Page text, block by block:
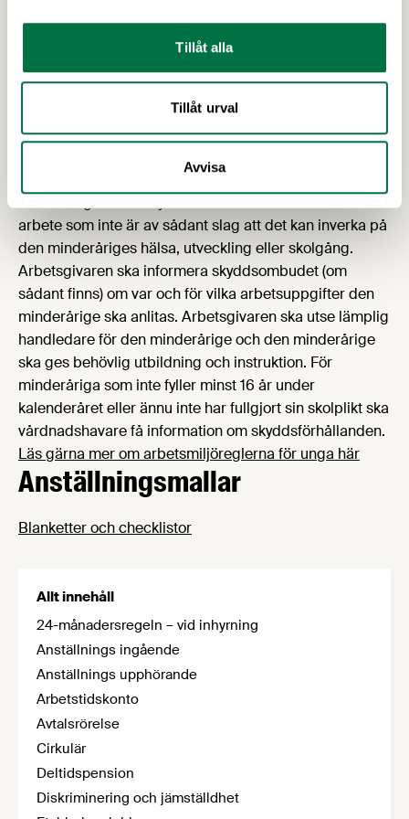
Tillåt alla
Tillåt urval
Avvisa
Med minderårig avses den som inte fyllt 18 år. För
reglerar både arbetsuppgifter och arbetstid. En
minderårig får inte som arbetstagare eller på annat sätt
anlitas till eller utföra arbete före det kalenderår under
den minderårige har fullgjort sin skolplikt. Dock får en
arbete som inte är av sådant slag att det kan inverka på
den minderåriges hälsa, utveckling eller skolgång.
Arbetsgivaren ska informera skyddsombudet (om
sådant finns) om var och för vilka arbetsuppgifter den
minderårige ska anlitas. Arbetsgivaren ska utse lämplig
handledare för den minderårige och den minderårige
ska ges behövlig utbildning och instruktion. För
minderåriga som inte fyller minst 16 år under
kalenderåret eller ännu inte har fullgjort sin skolplikt ska
vårdnadshavare få information om skyddsförhållanden.
Läs gärna mer om arbetsmiljöreglerna för unga här
Anställningsmallar
Blanketter och checklistor
Allt innehåll
24-månadersregeln – vid inhyrning
Anställnings ingående
Anställnings upphörande
Arbetstidskonto
Avtalsrörelse
Cirkulär
Deltidspension
Diskriminering och jämställdhet